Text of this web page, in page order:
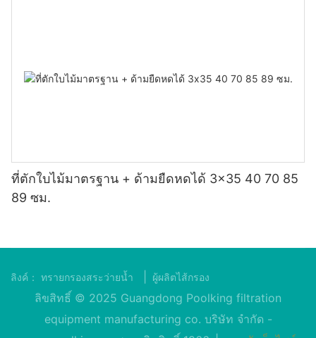
ที่ตักใบไม้มาตรฐาน + ด้ามยืดหดได้ 3x35 40 70 85
89 ซม.
ลิงค์： ทรายกรองสระว่ายน้ำ ผู้ผลิตไส้กรอง
ลิขสิทธิ์ © 2025 Guangdong Poolking filtration
equipment manufacturing co. บริษัท จำกัด -